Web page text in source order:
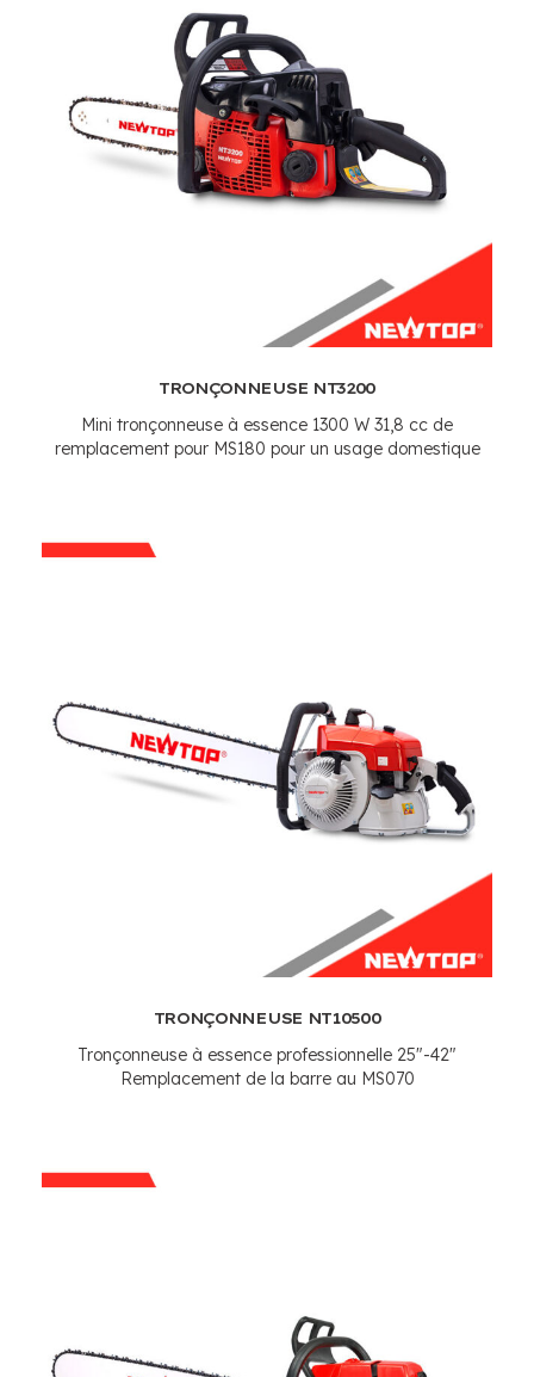
TRONÇONNEUSE NT3200
Mini tronçonneuse à essence 1300 W 31,8 cc de
remplacement pour MS180 pour un usage domestique
TRONÇONNEUSE NT10500
Tronçonneuse à essence professionnelle 25"-42"
Remplacement de la barre au MS070